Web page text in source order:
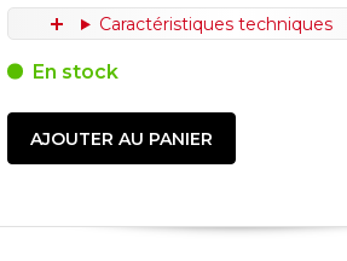
Caractéristiques techniques
En stock
AJOUTER AU PANIER